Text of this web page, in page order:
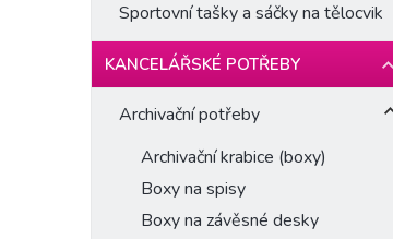
Sportovní tašky a sáčky na tělocvik
KANCELÁŘSKÉ POTŘEBY
Archivační potřeby
Archivační krabice (boxy)
Boxy na spisy
Boxy na závěsné desky